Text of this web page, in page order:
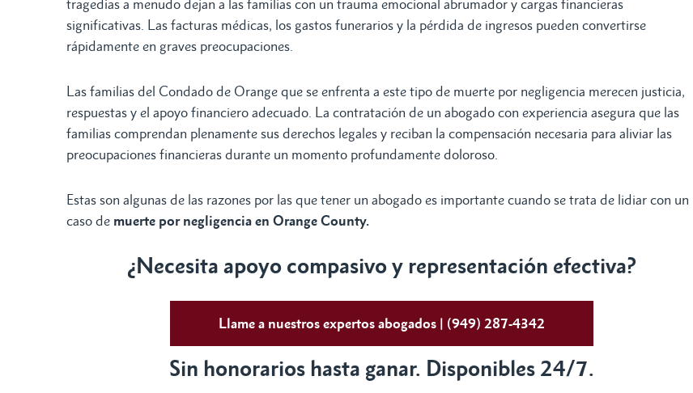
tragedias a menudo dejan a las familias con un trauma emocional abrumador y cargas financieras
significativas. Las facturas médicas, los gastos funerarios y la pérdida de ingresos pueden convertirse
rápidamente en graves preocupaciones.
Las familias del Condado de Orange que se enfrenta a este tipo de muerte por negligencia merecen justicia,
respuestas y el apoyo financiero adecuado. La contratación de un abogado con experiencia asegura que las
familias comprendan plenamente sus derechos legales y reciban la compensación necesaria para aliviar las
preocupaciones financieras durante un momento profundamente doloroso.
Estas son algunas de las razones por las que tener un abogado es importante cuando se trata de lidiar con un
caso de muerte por negligencia en Orange County.
¿Necesita apoyo compasivo y representación efectiva?
Llame a nuestros expertos abogados | (949) 287-4342
Sin honorarios hasta ganar. Disponibles 24/7.